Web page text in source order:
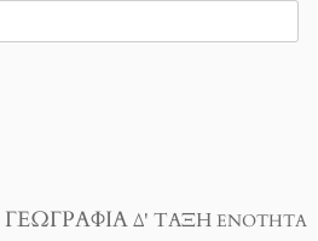
ΓΕΩΓΡΑΦΊΑΔ' ΤΆΞΗ ΕΝΌΤΗΤΑ